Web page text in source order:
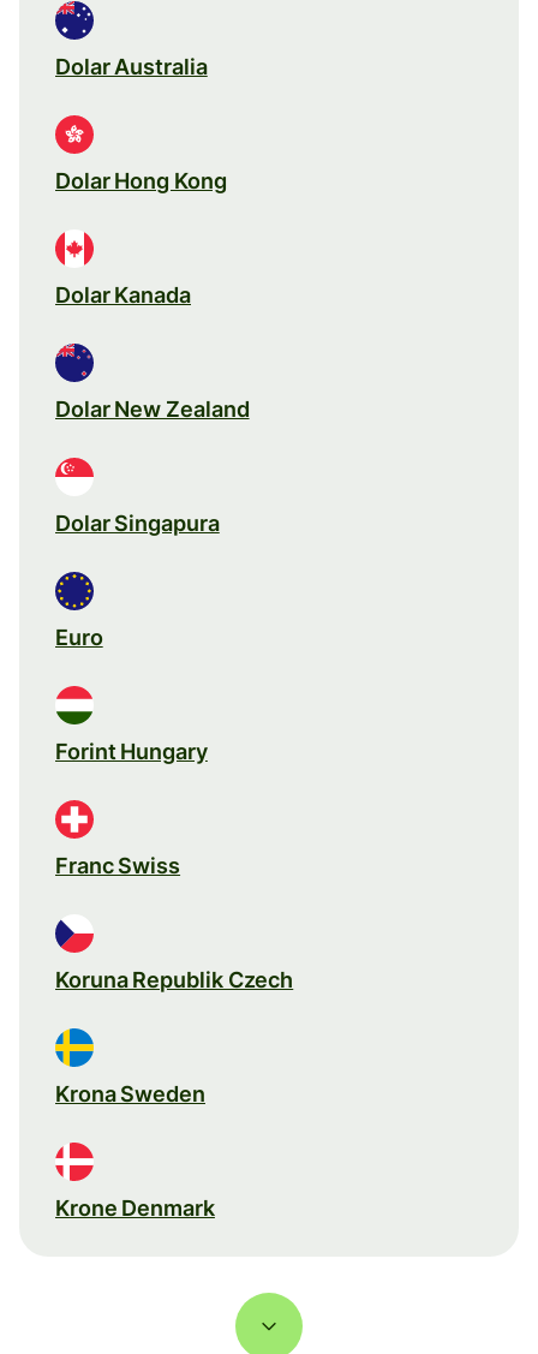
Dolar Australia
Dolar Hong Kong
Dolar Kanada
Dolar New Zealand
Dolar Singapura
Euro
Forint Hungary
Franc Swiss
Koruna Republik Czech
Krona Sweden
Krone Denmark